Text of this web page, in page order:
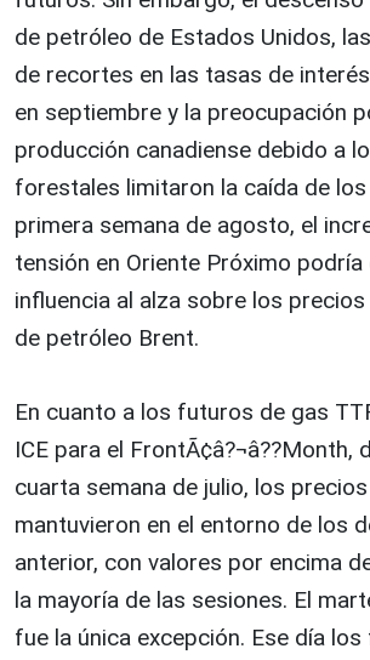
de petróleo de Estados Unidos,
de recortes en las tasas de
en septiembre y la preocupación
producción canadiense debido a
forestales limitaron la caída de
primera semana de agosto, el
tensión en Oriente Próximo podría
influencia al alza sobre los
de petróleo Brent.
En cuanto a los futuros de gas
ICE para el FrontÃ¢â?¬â??Month,
cuarta semana de julio, los
mantuvieron en el entorno de los
anterior, con valores por encima
la mayoría de las sesiones. El
fue la única excepción. Ese día